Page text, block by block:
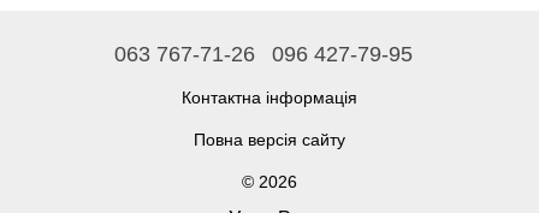
063 767-71-26 096 427-79-95
Контактна інформація
Повна версія сайту
© 2026